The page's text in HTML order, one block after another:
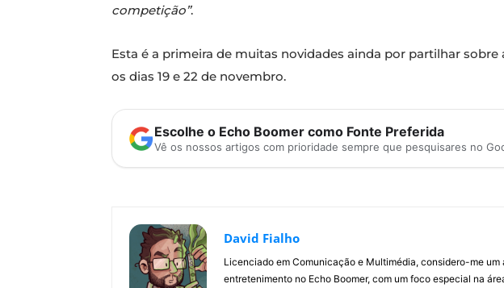
competição”.
Esta é a primeira de muitas novidades ainda por partilhar sobre
os dias 19 e 22 de novembro.
Escolhe o Echo Boomer como Fonte Preferida
Vê os nossos artigos com prioridade sempre que pesquisares no
David Fialho
Licenciado em Comunicação e Multimédia, considero-me
entretenimento no Echo Boomer, com um foco especial na